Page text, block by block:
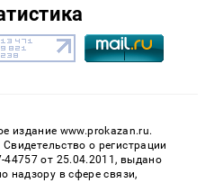
издание www.prokazan.ru.
о регистрации
от 25.04.2011, выдано
надзору в сфере связи,